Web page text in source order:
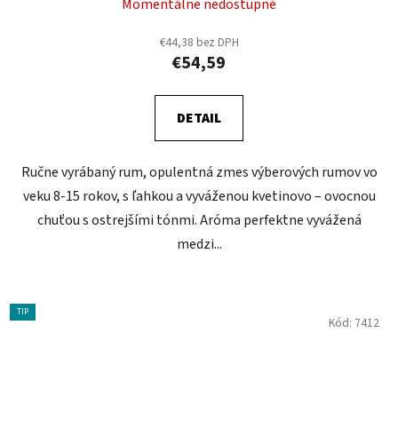
Momentálne nedostupné
€44,38 bez DPH
€54,59
DETAIL
Ručne vyrábaný rum, opulentná zmes výberových rumov vo
veku 8-15 rokov, s ľahkou a vyváženou kvetinovo – ovocnou
chuťou s ostrejšími tónmi. Aróma perfektne vyvážená
medzi...
TIP
Kód: 7412